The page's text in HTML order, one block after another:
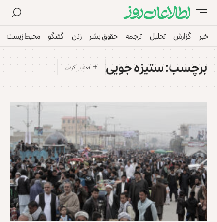
خبر گزارش تحلیل ترجمه حقوق بشر زنان گفتگو محیط زیست
برچسب:ستیزه جویی